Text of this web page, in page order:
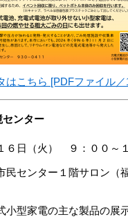
はこちら [PDFファイル
センター
６日（火） ９：００～
民センター１階サロン（
小型家電の主な製品の展